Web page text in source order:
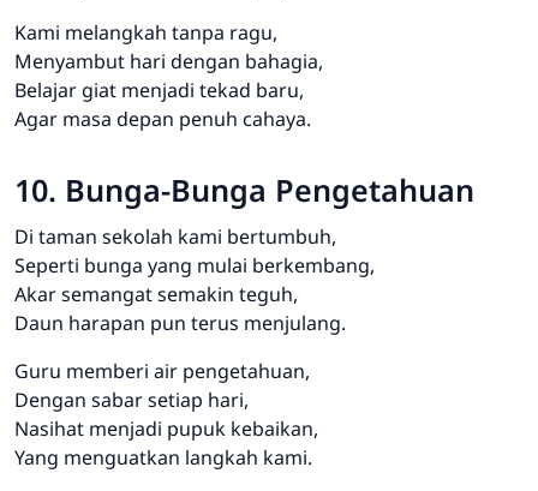
Kami melangkah tanpa ragu,
Menyambut hari dengan bahagia,
Belajar giat menjadi tekad baru,
Agar masa depan penuh cahaya.
10. Bunga-Bunga Pengetahuan
Di taman sekolah kami bertumbuh,
Seperti bunga yang mulai berkembang,
Akar semangat semakin teguh,
Daun harapan pun terus menjulang.
Guru memberi air pengetahuan,
Dengan sabar setiap hari,
Nasihat menjadi pupuk kebaikan,
Yang menguatkan langkah kami.